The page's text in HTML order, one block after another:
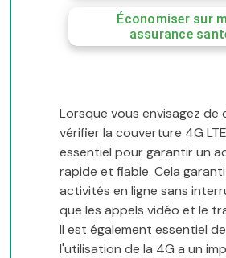
Économiser sur
assurance
Lorsque vous envisagez de
vérifier la couverture 4G
essentiel pour garantir un
rapide et fiable. Cela
activités en ligne sans
que les appels vidéo et le
Il est également essentiel
l'utilisation de la 4G a un